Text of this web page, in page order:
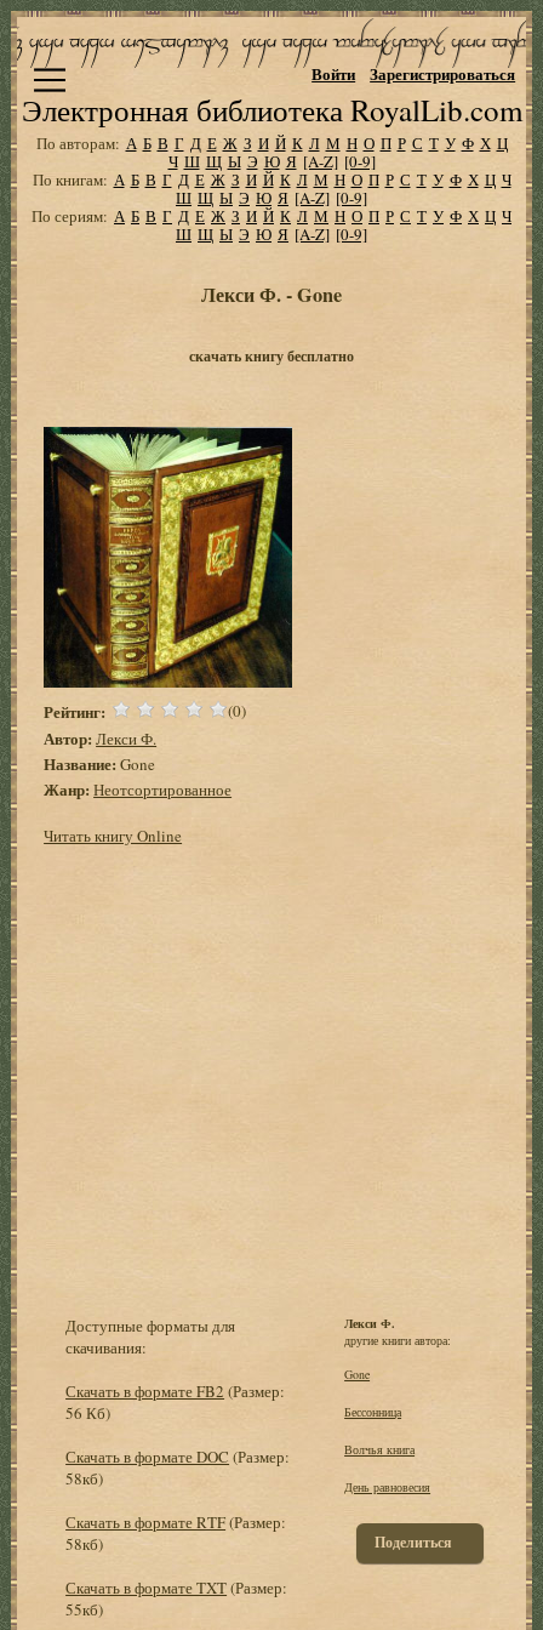
Электронная библиотека RoyalLib.com
Войти Зарегистрироваться
По авторам: А Б В Г Д Е Ж З И Й К Л М Н О П Р С Т У Ф Х Ц
Ч Ш Щ Ы Э Ю Я [A-Z] [0-9]
По книгам: А Б В Г Д Е Ж З И Й К Л М Н О П Р С Т У Ф Х Ц Ч
Ш Щ Ы Э Ю Я [A-Z] [0-9]
По сериям: А Б В Г Д Е Ж З И Й К Л М Н О П Р С Т У Ф Х Ц Ч
Ш Щ Ы Э Ю Я [A-Z] [0-9]
Лекси Ф. - Gone
скачать книгу бесплатно
Рейтинг: (0)
Автор: Лекси Ф.
Название: Gone
Жанр: Неотсортированное
Читать книгу Online
Доступные форматы для
скачивания:
Скачать в формате FB2 (Размер:
56 Кб)
Скачать в формате DOC (Размер:
58кб)
Скачать в формате RTF(Размер:
58кб)
Скачать в формате TXT(Размер:
55кб)
Лекси Ф.
другие книги автора:
Gone
Бессонница
Волчья книга
День равновесия
Поделиться